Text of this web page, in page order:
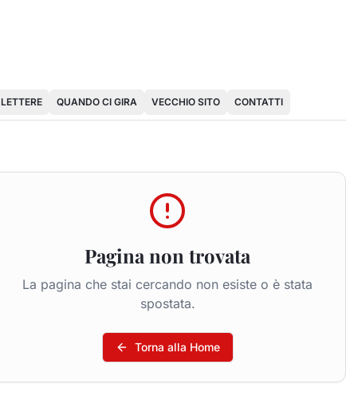
LETTERE QUANDO CI GIRA VECCHIO SITO CONTATTI
Pagina non trovata
La pagina che stai cercando non esiste o è stata
spostata.
Torna alla Home